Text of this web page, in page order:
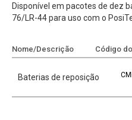
Disponível em pacotes de dez
76/LR-44 para uso com o
Nome/Descrição Código
Baterias de reposição